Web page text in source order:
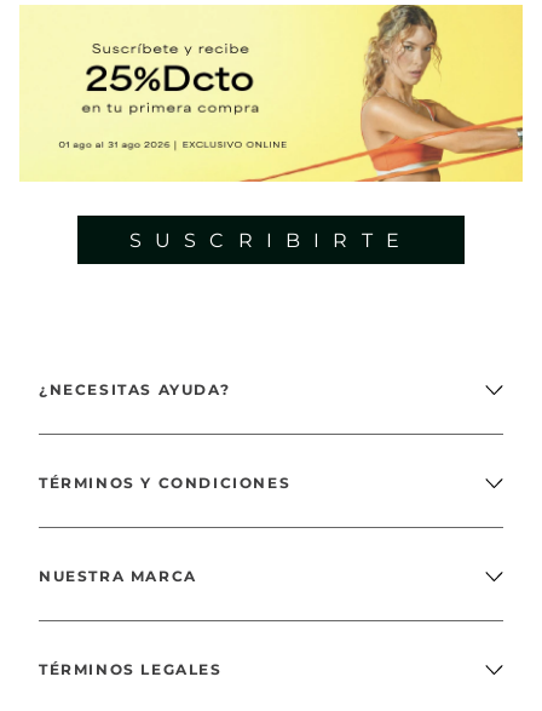
SUSCRIBIRTE
¿NECESITAS AYUDA?
TÉRMINOS Y CONDICIONES
NUESTRA MARCA
TÉRMINOS LEGALES